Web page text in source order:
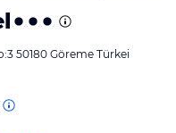
50180 Göreme Türkei